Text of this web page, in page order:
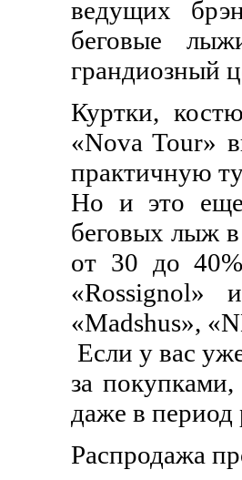
ведущих
беговые
грандиозный
Куртки,
«Nova Tour»
практичную
Но и это еще
беговых лыж в
от 30 до
«Rossignol»
«Madshus»,
Если у вас
за покупками,
даже в
Распродажа